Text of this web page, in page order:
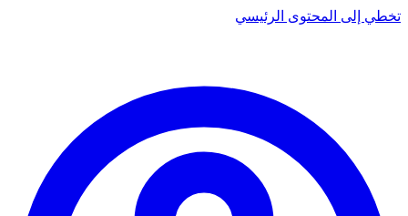
تخطي إلى المحتوى الرئيسي